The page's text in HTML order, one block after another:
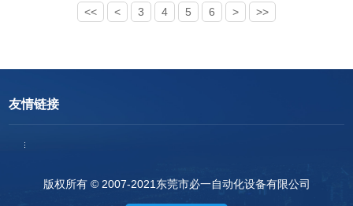
愁。孩子被调剂到了不喜欢的专
<< < 3 4 5 6 > >>
友情链接
版权所有 © 2007-2021东莞市必一自动化设备有限公司